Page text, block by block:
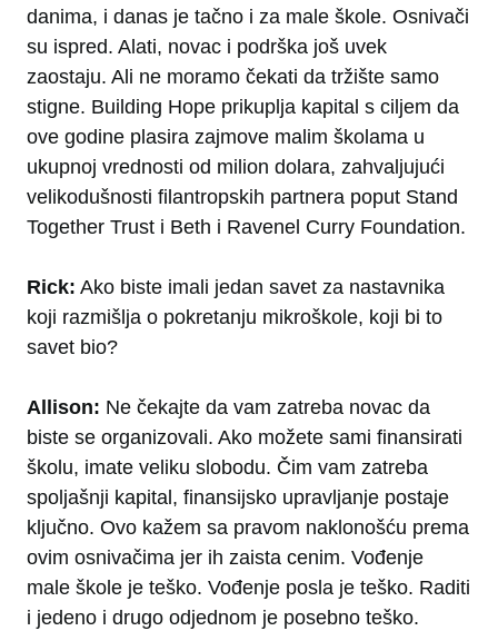
danima, i danas je tačno i za male škole. Osnivači
su ispred. Alati, novac i podrška još uvek
zaostaju. Ali ne moramo čekati da tržište samo
stigne. Building Hope prikuplja kapital s ciljem da
ove godine plasira zajmove malim školama u
ukupnoj vrednosti od milion dolara, zahvaljujući
velikodušnosti filantropskih partnera poput Stand
Together Trust i Beth i Ravenel Curry Foundation.
Rick: Ako biste imali jedan savet za nastavnika
koji razmišlja o pokretanju mikroškole, koji bi to
savet bio?
Allison: Ne čekajte da vam zatreba novac da
biste se organizovali. Ako možete sami finansirati
školu, imate veliku slobodu. Čim vam zatreba
spoljašnji kapital, finansijsko upravljanje postaje
ključno. Ovo kažem sa pravom naklonošću prema
ovim osnivačima jer ih zaista cenim. Vođenje
male škole je teško. Vođenje posla je teško. Raditi
i jedeno i drugo odjednom je posebno teško.